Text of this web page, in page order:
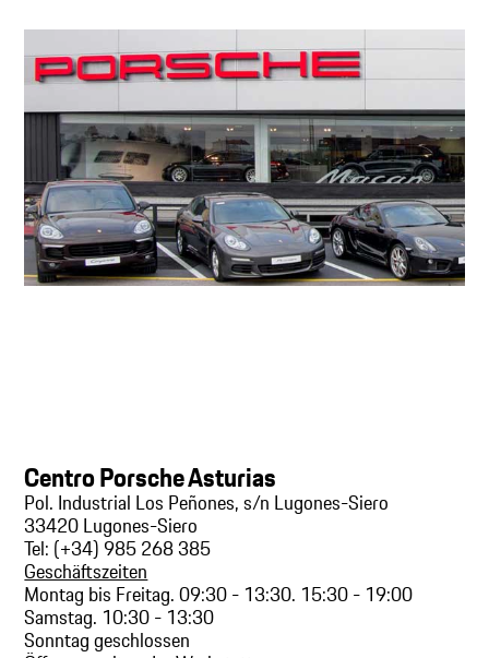
Centro Porsche Asturias
Pol. Industrial Los Peñones, s/n Lugones-Siero
33420 Lugones-Siero
Tel: (+34) 985 268 385
Geschäftszeiten
Montag bis Freitag. 09:30 - 13:30. 15:30 - 19:00
Samstag. 10:30 - 13:30
Sonntag geschlossen